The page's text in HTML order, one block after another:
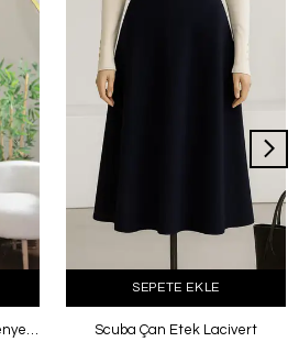
Soul 24 Beli Lastikliı Lüks Penye İki İplik Pantolon Krem
SEPETE EKLE
Scuba Çan Etek Lacivert